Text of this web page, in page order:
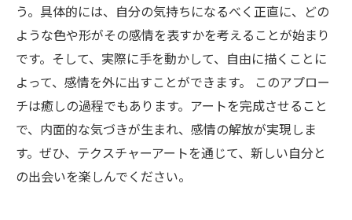
う。具体的には、自分の気持ちになるべく正直に、どの
ような色や形がその感情を表すかを考えることが始まり
です。そして、実際に手を動かして、自由に描くことに
よって、感情を外に出すことができます。 このアプロー
チは癒しの過程でもあります。アートを完成させること
で、内面的な気づきが生まれ、感情の解放が実現しま
す。ぜひ、テクスチャーアートを通じて、新しい自分と
の出会いを楽しんでください。